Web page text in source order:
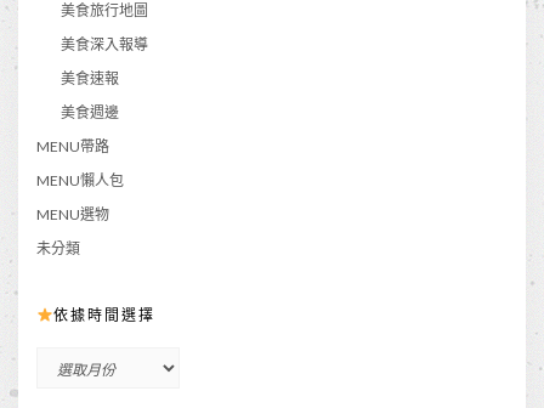
美食旅行地圖
美食深入報導
美食速報
美食週邊
MENU帶路
MENU懶人包
MENU選物
未分類
依據時間選擇